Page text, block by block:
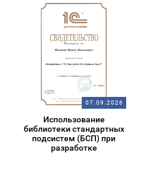
07.09.2026
Использование
библиотеки стандартных
подсистем (БСП) при
разработке